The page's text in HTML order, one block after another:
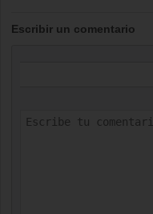
Escribir un comentario